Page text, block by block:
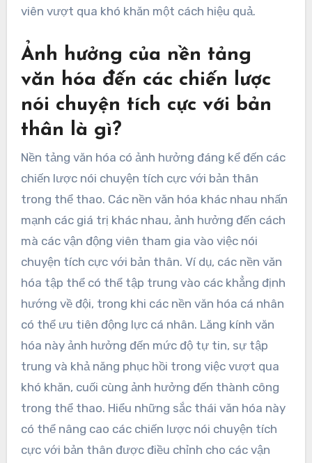
viên vượt qua khó khăn một cách hiệu quả.
Ảnh hưởng của nền tảng
văn hóa đến các chiến lược
nói chuyện tích cực với bản
thân là gì?
Nền tảng văn hóa có ảnh hưởng đáng kể đến các
chiến lược nói chuyện tích cực với bản thân
trong thể thao. Các nền văn hóa khác nhau nhấn
mạnh các giá trị khác nhau, ảnh hưởng đến cách
mà các vận động viên tham gia vào việc nói
chuyện tích cực với bản thân. Ví dụ, các nền văn
hóa tập thể có thể tập trung vào các khẳng định
hướng về đội, trong khi các nền văn hóa cá nhân
có thể ưu tiên động lực cá nhân. Lăng kính văn
hóa này ảnh hưởng đến mức độ tự tin, sự tập
trung và khả năng phục hồi trong việc vượt qua
khó khăn, cuối cùng ảnh hưởng đến thành công
trong thể thao. Hiểu những sắc thái văn hóa này
có thể nâng cao các chiến lược nói chuyện tích
cực với bản thân được điều chỉnh cho các vận